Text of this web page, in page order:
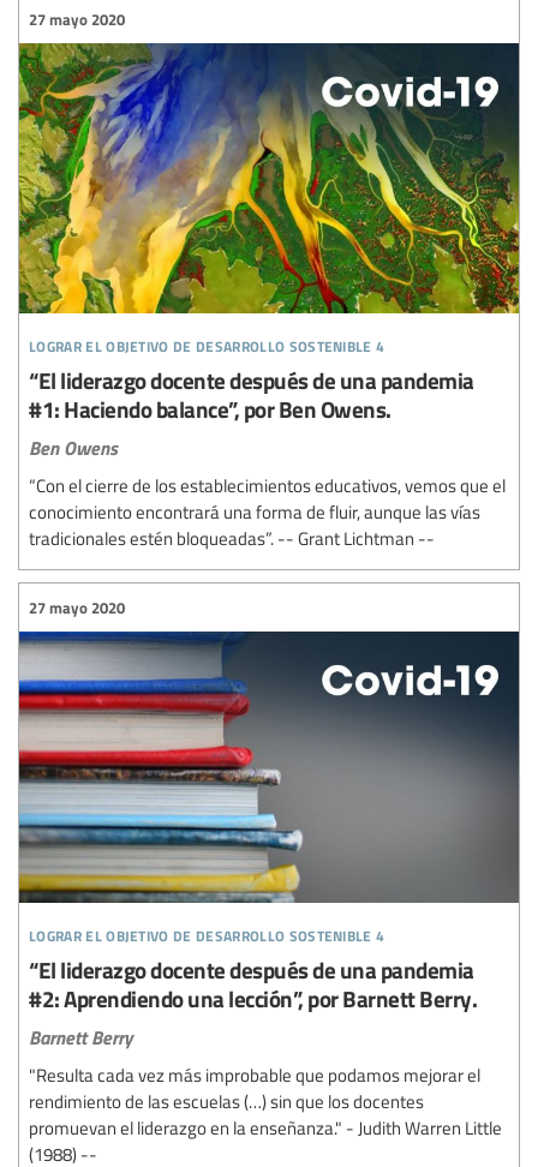
lograr el objetivo de desarrollo sostenible 4
27 mayo 2020
“El liderazgo docente después de una pandemia
#1: Haciendo balance”, por Ben Owens.
Ben Owens
“Con el cierre de los establecimientos educativos, vemos que el
conocimiento encontrará una forma de fluir, aunque las vías
tradicionales estén bloqueadas”. -- Grant Lichtman --
lograr el objetivo de desarrollo sostenible 4
27 mayo 2020
“El liderazgo docente después de una pandemia
#2: Aprendiendo una lección”, por Barnett Berry.
Barnett Berry
"Resulta cada vez más improbable que podamos mejorar el
rendimiento de las escuelas (…) sin que los docentes
promuevan el liderazgo en la enseñanza." - Judith Warren Little
(1988) --